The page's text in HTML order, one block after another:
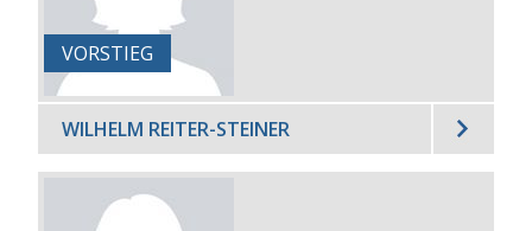
VORSTIEG
WILHELM REITER-STEINER